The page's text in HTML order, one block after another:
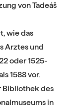
von Tadeáš
wie das
Arztes und
oder 1525-
1588 vor.
Bibliothek des
in